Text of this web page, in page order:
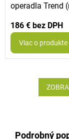
operadla Trend
186 €
Viac o produkte
Podrobný